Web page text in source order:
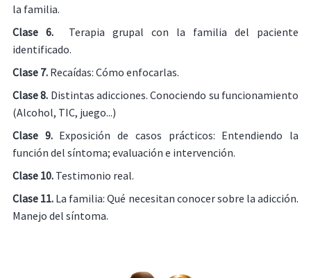
la familia.
Clase 6. Terapia grupal con la familia del paciente
identificado.
Clase 7. Recaídas: Cómo enfocarlas.
Clase 8. Distintas adicciones. Conociendo su funcionamiento
(Alcohol, TIC, juego...)
Clase 9. Exposición de casos prácticos: Entendiendo la
función del síntoma; evaluación e intervención.
Clase 10. Testimonio real.
Clase 11. La familia: Qué necesitan conocer sobre la adicción.
Manejo del síntoma.